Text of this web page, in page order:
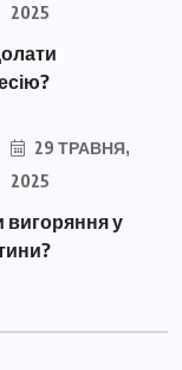
2025
29 ТРАВНЯ,
2025
вигоряння у